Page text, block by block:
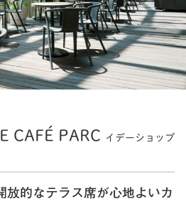
CAFÉ PARC イデーショップ
放的なテラス席が心地よいカ